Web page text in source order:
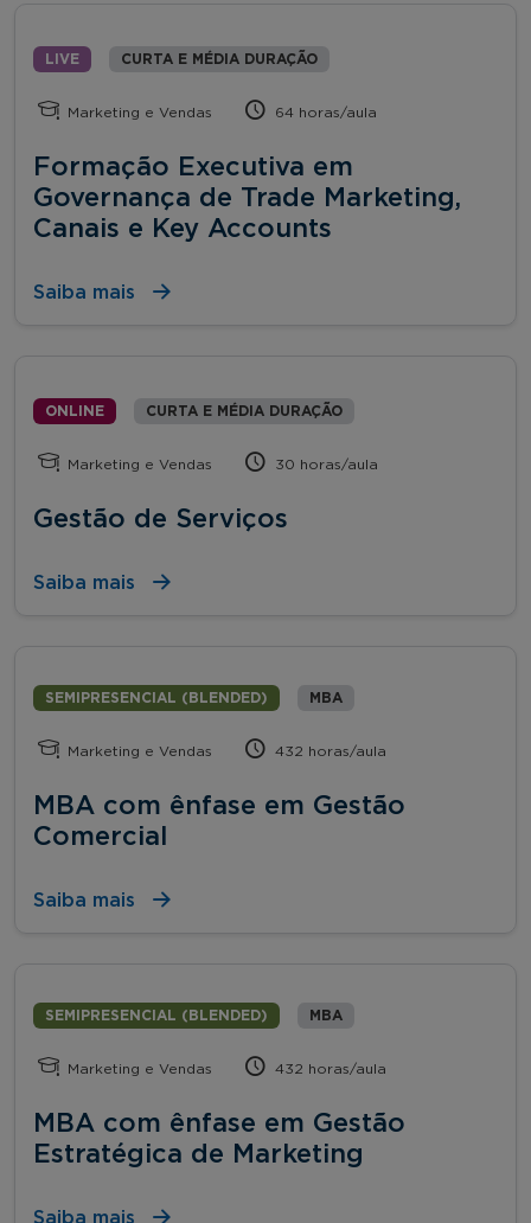
LIVE CURTA E MÉDIA DURAÇÃO
Marketing e Vendas 64 horas/aula
Formação Executiva em
Governança de Trade Marketing,
Canais e Key Accounts
Saiba mais
ONLINE CURTA E MÉDIA DURAÇÃO
Marketing e Vendas 30 horas/aula
Gestão de Serviços
Saiba mais
SEMIPRESENCIAL (BLENDED) MBA
Marketing e Vendas 432 horas/aula
MBA com ênfase em Gestão
Comercial
Saiba mais
SEMIPRESENCIAL (BLENDED) MBA
Marketing e Vendas 432 horas/aula
MBA com ênfase em Gestão
Estratégica de Marketing
Saiba mais